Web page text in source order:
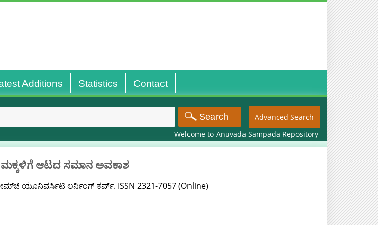
Additions Statistics Contact
Advanced Search
Welcome to Anuvada Sampada Repository
ಮಕ್ಕಳಿಗೆ ಆಟದ ಸಮಾನ ಅವಕಾಶ
ಯೂನಿವರ್ಸಿಟಿ ಲರ್ನಿಂಗ್ ಕರ್ವ್. ISSN 2321-7057 (Online)